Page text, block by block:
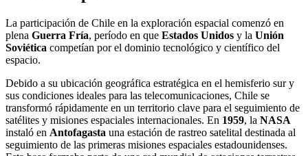
La participación de Chile en la exploración espacial comenzó en
plena Guerra Fría, período en que Estados Unidos y la Unión
Soviética competían por el dominio tecnológico y científico del
espacio.
Debido a su ubicación geográfica estratégica en el hemisferio sur y
sus condiciones ideales para las telecomunicaciones, Chile se
transformó rápidamente en un territorio clave para el seguimiento de
satélites y misiones espaciales internacionales. En 1959, la NASA
instaló en Antofagasta una estación de rastreo satelital destinada al
seguimiento de las primeras misiones espaciales estadounidenses.